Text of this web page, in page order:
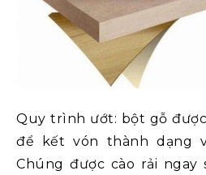
Quy trình ướt: bột gỗ
để kết vón thành dạng
Chúng được cào rải ngay